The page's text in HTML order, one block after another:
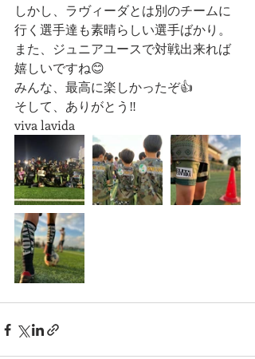
しかし、ラヴィーダとは別のチームに
行く選手達も素晴らしい選手ばかり。
また、ジュニアユースで対戦出来れば
嬉しいですね😊
みんな、最高に楽しかったぞ👍
そして、ありがとう‼️
viva lavida